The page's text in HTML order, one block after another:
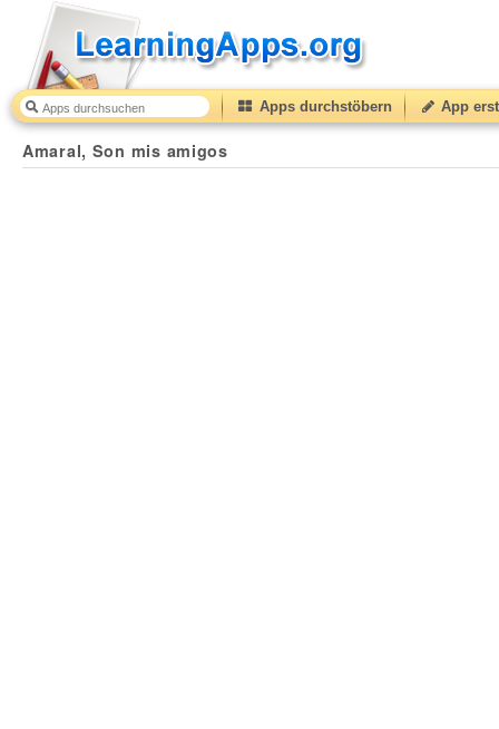
Apps durchstöbern App
Amaral, Son mis amigos